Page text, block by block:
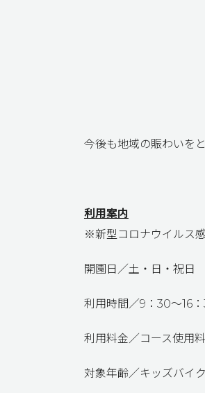
今後も地域の賑わいを
利用案内
※新型コロナウイルス
開園日／土・日・祝日
利用時間／9：30～16
利用料金／コース使用
対象年齢／キッズバイ